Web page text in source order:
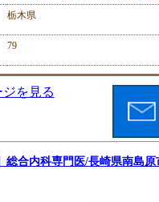
栃木県
79
総合内科専門医/長崎県南島